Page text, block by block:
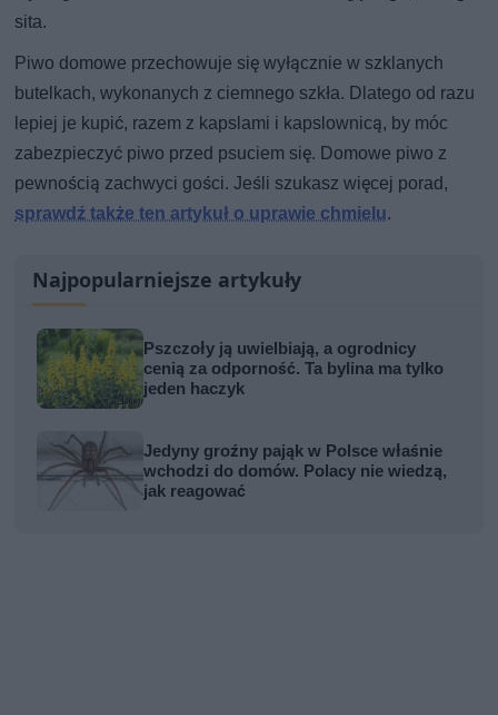
sita.
Piwo domowe przechowuje się wyłącznie w szklanych
butelkach, wykonanych z ciemnego szkła. Dlatego od razu
lepiej je kupić, razem z kapslami i kapslownicą, by móc
zabezpieczyć piwo przed psuciem się. Domowe piwo z
pewnością zachwyci gości. Jeśli szukasz więcej porad,
sprawdź także ten artykuł o uprawie chmielu.
Najpopularniejsze artykuły
Pszczoły ją uwielbiają, a ogrodnicy
cenią za odporność. Ta bylina ma tylko
jeden haczyk
Jedyny groźny pająk w Polsce właśnie
wchodzi do domów. Polacy nie wiedzą,
jak reagować